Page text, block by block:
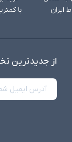
ایران
با
از جدید‌ترین